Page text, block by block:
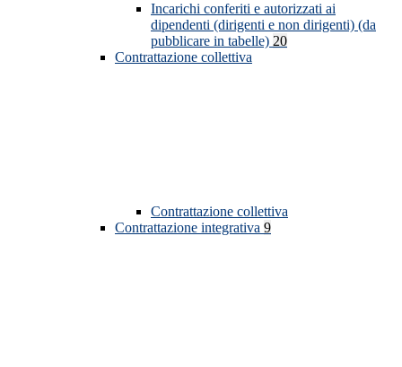
Incarichi conferiti e autorizzati ai
dipendenti (dirigenti e non dirigenti) (da
pubblicare in tabelle) 20
Contrattazione collettiva
Contrattazione collettiva
Contrattazione integrativa 9